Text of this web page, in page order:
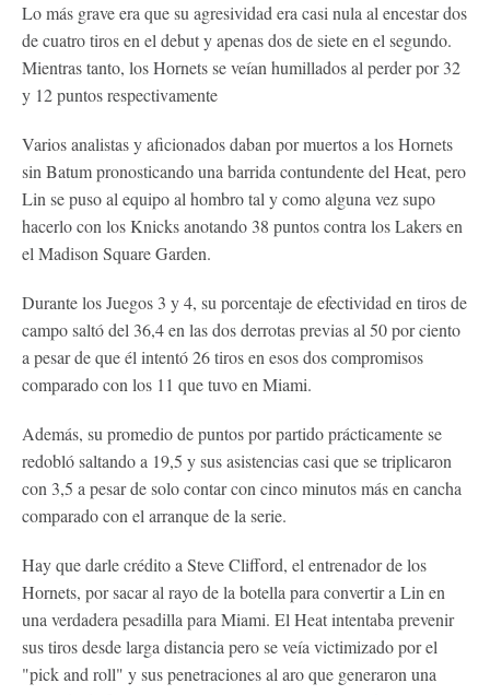
Lo más grave era que su agresividad era casi nula al encestar dos
de cuatro tiros en el debut y apenas dos de siete en el segundo.
Mientras tanto, los Hornets se veían humillados al perder por 32
y 12 puntos respectivamente
Varios analistas y aficionados daban por muertos a los Hornets
sin Batum pronosticando una barrida contundente del Heat, pero
Lin se puso al equipo al hombro tal y como alguna vez supo
hacerlo con los Knicks anotando 38 puntos contra los Lakers en
el Madison Square Garden.
Durante los Juegos 3 y 4, su porcentaje de efectividad en tiros de
campo saltó del 36,4 en las dos derrotas previas al 50 por ciento
a pesar de que él intentó 26 tiros en esos dos compromisos
comparado con los 11 que tuvo en Miami.
Además, su promedio de puntos por partido prácticamente se
redobló saltando a 19,5 y sus asistencias casi que se triplicaron
con 3,5 a pesar de solo contar con cinco minutos más en cancha
comparado con el arranque de la serie.
Hay que darle crédito a Steve Clifford, el entrenador de los
Hornets, por sacar al rayo de la botella para convertir a Lin en
una verdadera pesadilla para Miami. El Heat intentaba prevenir
sus tiros desde larga distancia pero se veía victimizado por el
"pick and roll" y sus penetraciones al aro que generaron una